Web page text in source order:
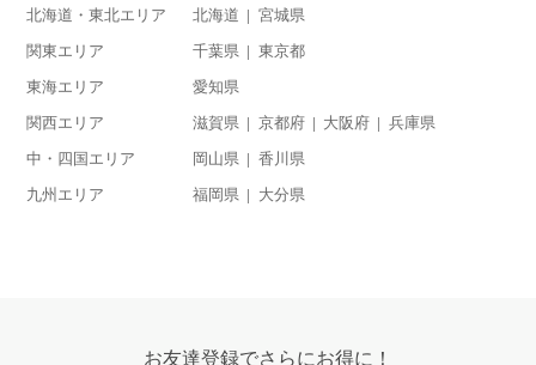
北海道・東北エリア 北海道 宮城県
関東エリア 千葉県 東京都
東海エリア 愛知県
関西エリア 滋賀県 京都府 大阪府 兵庫県
中・四国エリア 岡山県 香川県
九州エリア 福岡県 大分県
お友達登録でさらにお得に！